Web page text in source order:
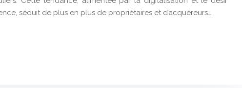
séduit de plus en plus de propriétaires et d’acquéreurs….